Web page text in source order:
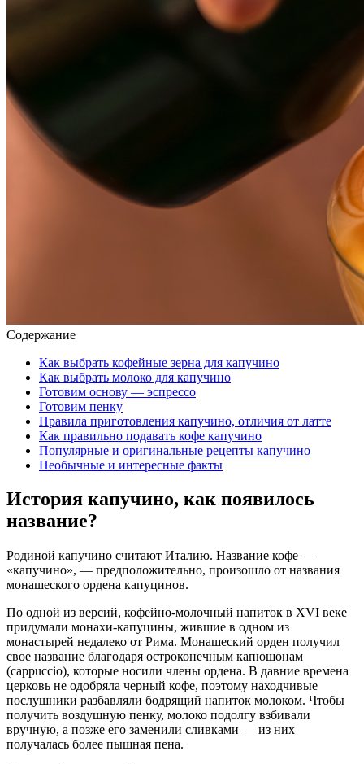
Содержание
Как выбрать кофейные зерна для капучино
Как выбрать молоко для капучино
Готовим основу — эспрессо
Готовим пенку
Правила приготовления капучино, отличия от латте
Как правильно подавать кофе капучино
Популярные и оригинальные рецепты капучино
Необычные и интересные факты
История капучино, как появилось
название?
Родиной капучино считают Италию. Название кофе —
«капучино», — предположительно, произошло от названия
монашеского ордена капуцинов.
По одной из версий, кофейно-молочный напиток в XVI веке
придумали монахи-капуцины, жившие в одном из
монастырей недалеко от Рима. Монашеский орден получил
свое название благодаря остроконечным капюшонам
(cappuccio), которые носили члены ордена. В давние времена
церковь не одобряла черный кофе, поэтому находчивые
послушники разбавляли бодрящий напиток молоком. Чтобы
получить воздушную пенку, молоко подолгу взбивали
вручную, а позже его заменили сливками — из них
получалась более пышная пена.